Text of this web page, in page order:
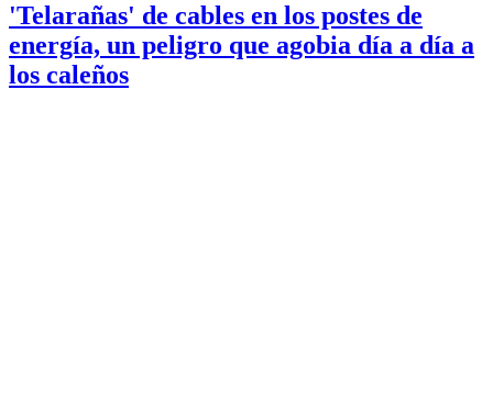
'Telarañas' de cables en los postes de
energía, un peligro que agobia día a día a
los caleños